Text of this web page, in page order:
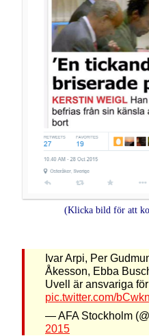
(Klicka bild för att
Ivar Arpi, Per
Åkesson, Ebba
Uvell är ansvariga
pic.twitter.com/
— AFA Stockholm
2015